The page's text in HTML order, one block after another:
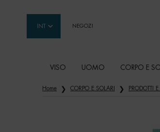
INT NEGOZI
VISO UOMO CORPO E
Contenuto principale
Home CORPO E SOLARI PRODOTTI